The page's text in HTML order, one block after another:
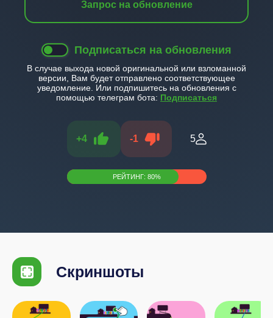
Запрос на обновление
Подписаться на обновления
В случае выхода новой оригинальной или взломанной
версии, Вам будет отправлено соответствующее
уведомление. Или подпишитесь на обновления с
помощью телеграм бота: Подписаться
+4 -1 5
РЕЙТИНГ: 80%
Скриншоты